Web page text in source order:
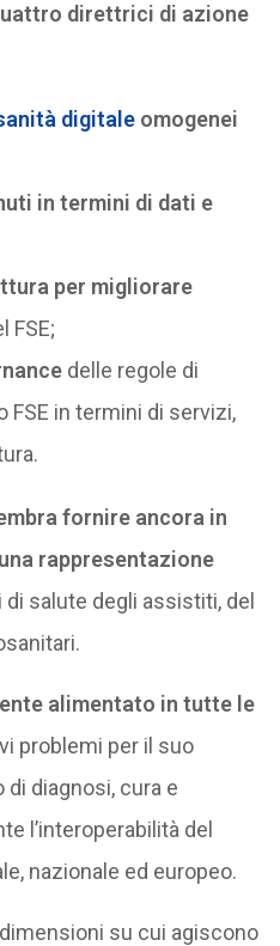
direttrici di azione
digitaleomogenei
in termini di dati e
per migliorare
FSE;
delle regole di
FSE in termini di servizi,
fornire ancora in
rappresentazione
salute degli assistiti, del
alimentato in tutte le
problemi per il suo
diagnosi, cura e
l’interoperabilità del
nazionale ed europeo.
su cui agiscono